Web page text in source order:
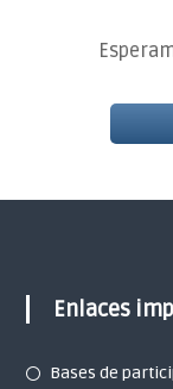
Enlaces
Bases de